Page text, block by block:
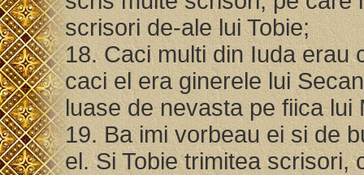
scrisori de-ale lui Tobie;
18. Caci multi din Iuda erau
caci el era ginerele lui
luase de nevasta pe fiica
19. Ba imi vorbeau ei si de
el. Si Tobie trimitea